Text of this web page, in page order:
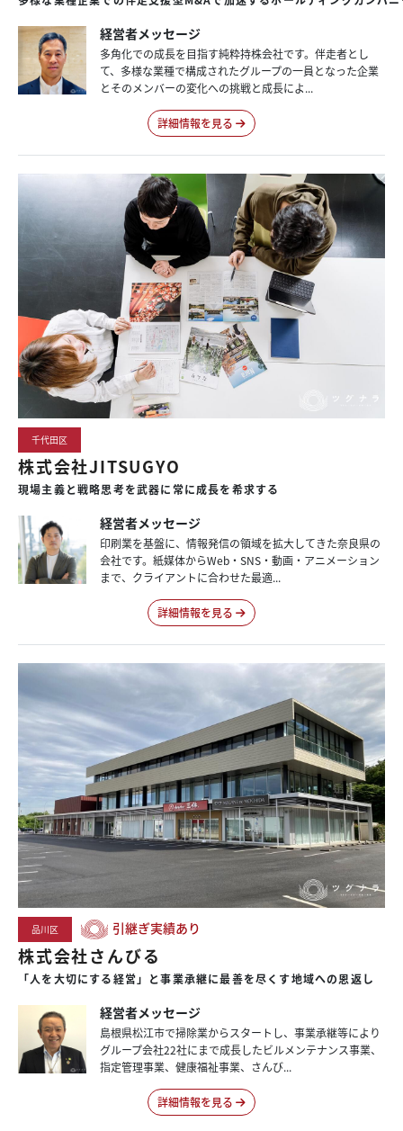
経営者メッセージ
多角化での成長を目指す純粋持株会社です。伴走者とし
て、多様な業種で構成されたグループの一員となった企業
とそのメンバーの変化への挑戦と成長によ...
詳細情報を見る
千代田区
株式会社JITSUGYO
現場主義と戦略思考を武器に常に成長を希求する
経営者メッセージ
印刷業を基盤に、情報発信の領域を拡大してきた奈良県の
会社です。紙媒体からWeb・SNS・動画・アニメーション
まで、クライアントに合わせた最適...
詳細情報を見る
品川区 引継ぎ実績あり
株式会社さんびる
「人を大切にする経営」と事業承継に最善を尽くす地域への恩返し
経営者メッセージ
島根県松江市で掃除業からスタートし、事業承継等により
グループ会社22社にまで成長したビルメンテナンス事業、
指定管理事業、健康福祉事業、さんび...
詳細情報を見る